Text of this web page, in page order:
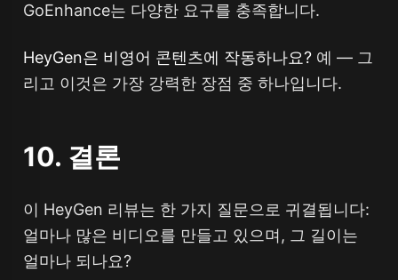
GoEnhance는 다양한 요구를 충족합니다.
HeyGen은 비영어 콘텐츠에 작동하나요?예 — 그
리고 이것은 가장 강력한 장점 중 하나입니다.
10. 결론
이 HeyGen 리뷰는 한 가지 질문으로 귀결됩니다:
얼마나 많은 비디오를 만들고 있으며, 그 길이는
얼마나 되나요?